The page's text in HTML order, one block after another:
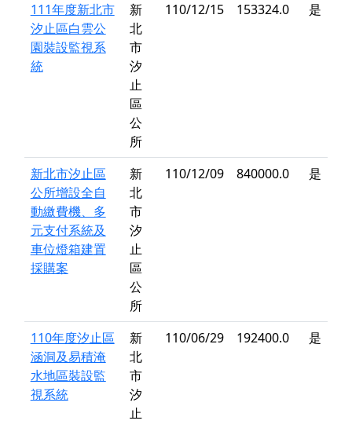
111年度新北市
汐止區白雲公
園裝設監視系
統
新
北
市
汐
止
區
公
所
110/12/15 153324.0 是
新北市汐止區
公所增設全自
動繳費機、多
元支付系統及
車位燈箱建置
採購案
新
北
市
汐
止
區
公
所
110/12/09 840000.0 是
110年度汐止區
涵洞及易積淹
水地區裝設監
視系統
新
北
市
汐
止
110/06/29 192400.0 是